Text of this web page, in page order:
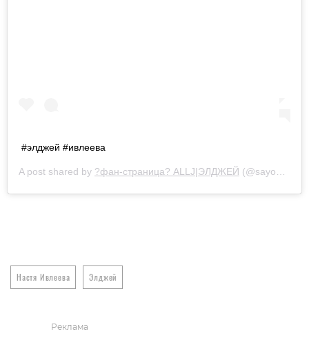
#элджей #ивлеева
A post shared by ?фан-страница? ALLJ|ЭЛДЖЕЙ (@sayonaraboy143_) on
Настя Ивлеева Элджей
Реклама